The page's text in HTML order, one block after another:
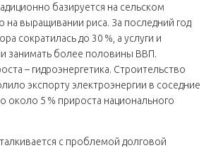
базируется на сельском
на выращивании риса. За последний год
сократилась до 30 %, а услуги и
занимать более половины ВВП.
– гидроэнергетика. Строительство
экспорту электроэнергии в соседние
около 5 % прироста национального
с проблемой долговой